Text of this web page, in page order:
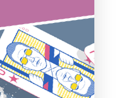
za
u.
vidi kao
neke